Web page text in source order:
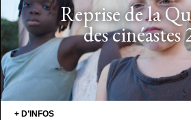
Reprise de la
des cinéastes
+ D’INFOS